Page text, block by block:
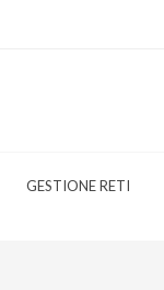
GESTIONE RETI